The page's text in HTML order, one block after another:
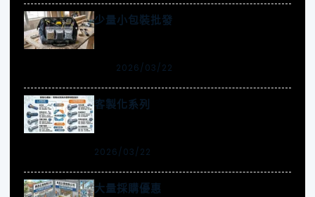
少量小包裝批發
2026/03/22
客製化系列
2026/03/22
大量採購優惠